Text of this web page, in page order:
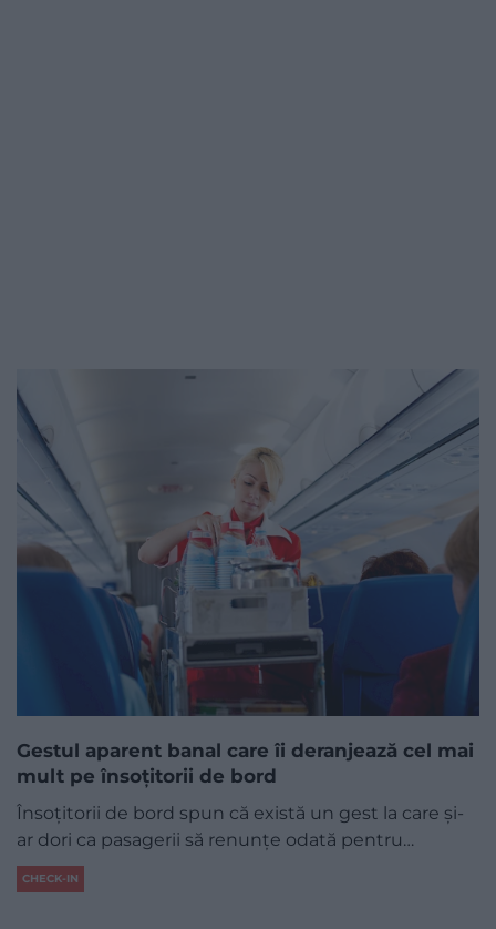
Gestul aparent banal care îi deranjează cel mai
mult pe însoțitorii de bord
Însoțitorii de bord spun că există un gest la care și-
ar dori ca pasagerii să renunțe odată pentru…
CHECK-IN